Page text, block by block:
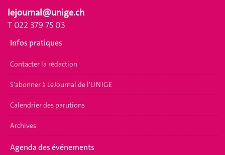
lejournal@unige.ch
T 022 379 75 03
Infos pratiques
Contacter la rédaction
S'abonner à LeJournal de l'UNIGE
Calendrier des parutions
Archives
Agenda des événements